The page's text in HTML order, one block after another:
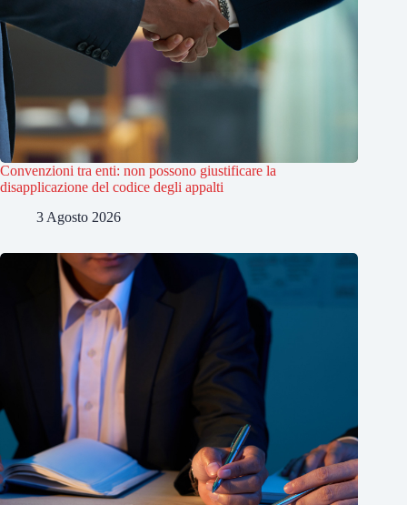
Convenzioni tra enti: non possono giustificare la
disapplicazione del codice degli appalti
3 Agosto 2026